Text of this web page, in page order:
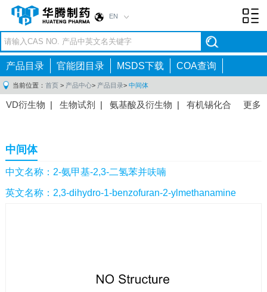
EN
产品目录 官能团目录 MSDS下载 COA查询
当前位置： 首页 > 产品中心> 产品目录> 中间体
更多
VD衍生物 | 生物试剂 | 氨基酸及衍生物 | 有机锡化合
间体|
感染药物中间体
体 |抗精神病药物中间体 |抗炎药物中间体
药中间体|其他原料药中间体|
中间体
中文名称：2-氨甲基-2,3-二氢苯并呋喃
英文名称：2,3-dihydro-1-benzofuran-2-ylmethanamine